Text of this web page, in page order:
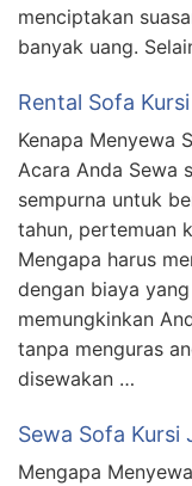
menciptakan
banyak uang.
Rental Sofa
Kenapa Menyewa
Acara Anda Sewa
sempurna untuk
tahun, pertemuan
Mengapa harus
dengan biaya
memungkinkan
tanpa menguras
disewakan …
Sewa Sofa Kursi
Mengapa